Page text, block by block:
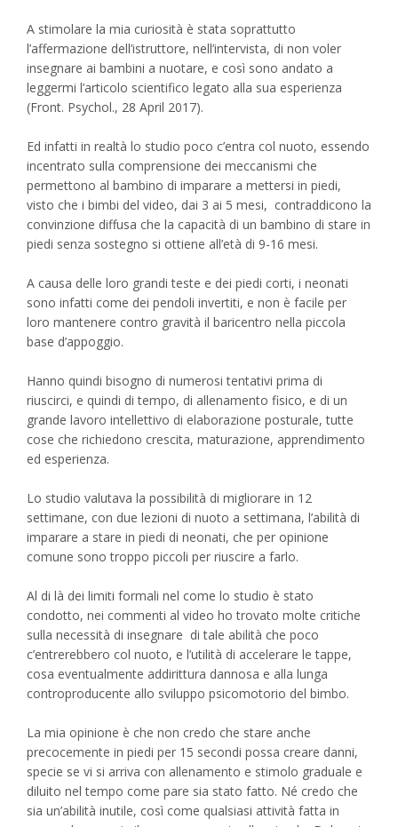
A stimolare la mia curiosità è stata soprattutto
l’affermazione dell’istruttore, nell’intervista, di non voler
insegnare ai bambini a nuotare, e così sono andato a
leggermi l’articolo scientifico legato alla sua esperienza
(Front. Psychol., 28 April 2017).
Ed infatti in realtà lo studio poco c’entra col nuoto, essendo
incentrato sulla comprensione dei meccanismi che
permettono al bambino di imparare a mettersi in piedi,
visto che i bimbi del video, dai 3 ai 5 mesi, contraddicono la
convinzione diffusa che la capacità di un bambino di stare in
piedi senza sostegno si ottiene all’età di 9-16 mesi.
A causa delle loro grandi teste e dei piedi corti, i neonati
sono infatti come dei pendoli invertiti, e non è facile per
loro mantenere contro gravità il baricentro nella piccola
base d’appoggio.
Hanno quindi bisogno di numerosi tentativi prima di
riuscirci, e quindi di tempo, di allenamento fisico, e di un
grande lavoro intellettivo di elaborazione posturale, tutte
cose che richiedono crescita, maturazione, apprendimento
ed esperienza.
Lo studio valutava la possibilità di migliorare in 12
settimane, con due lezioni di nuoto a settimana, l’abilità di
imparare a stare in piedi di neonati, che per opinione
comune sono troppo piccoli per riuscire a farlo.
Al di là dei limiti formali nel come lo studio è stato
condotto, nei commenti al video ho trovato molte critiche
sulla necessità di insegnare di tale abilità che poco
c’entrerebbero col nuoto, e l’utilità di accelerare le tappe,
cosa eventualmente addirittura dannosa e alla lunga
controproducente allo sviluppo psicomotorio del bimbo.
La mia opinione è che non credo che stare anche
precocemente in piedi per 15 secondi possa creare danni,
specie se vi si arriva con allenamento e stimolo graduale e
diluito nel tempo come pare sia stato fatto. Né credo che
sia un’abilità inutile, così come qualsiasi attività fatta in